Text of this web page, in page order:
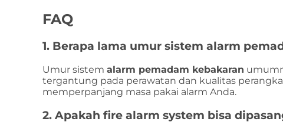
FAQ
1. Berapa lama umur sistem alarm
Umur sistem alarm pemadam kebakaran
tergantung pada perawatan dan kualitas
memperpanjang masa pakai alarm Anda.
2. Apakah fire alarm system bisa